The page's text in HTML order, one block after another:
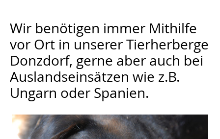
Wir benötigen immer Mithilfe
vor Ort in unserer Tierherberge
Donzdorf, gerne aber auch bei
Auslandseinsätzen wie z.B.
Ungarn oder Spanien.